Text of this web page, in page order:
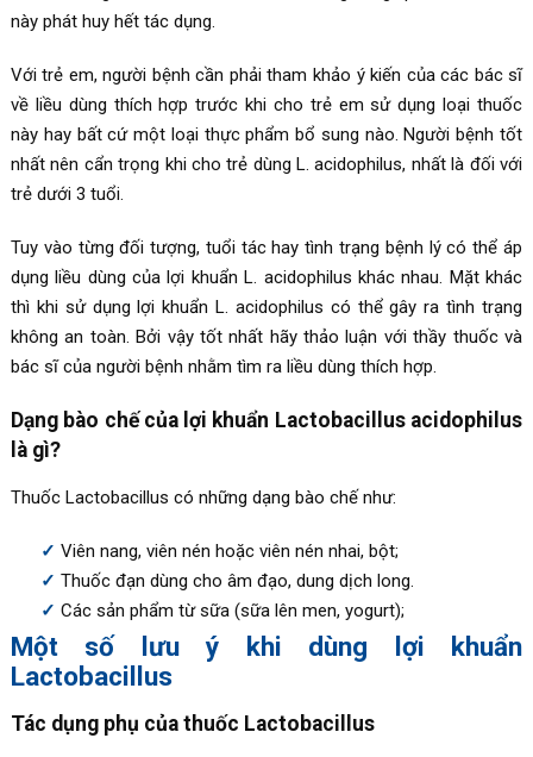
này phát huy hết tác dụng.
Với trẻ em, người bệnh cần phải tham khảo ý kiến của các bác sĩ
về liều dùng thích hợp trước khi cho trẻ em sử dụng loại thuốc
này hay bất cứ một loại thực phẩm bổ sung nào. Người bệnh tốt
nhất nên cẩn trọng khi cho trẻ dùng L. acidophilus, nhất là đối với
trẻ dưới 3 tuổi.
Tuy vào từng đối tượng, tuổi tác hay tình trạng bệnh lý có thể áp
dụng liều dùng của lợi khuẩn L. acidophilus khác nhau. Mặt khác
thì khi sử dụng lợi khuẩn L. acidophilus có thể gây ra tình trạng
không an toàn. Bởi vậy tốt nhất hãy thảo luận với thầy thuốc và
bác sĩ của người bệnh nhằm tìm ra liều dùng thích hợp.
Dạng bào chế của lợi khuẩn Lactobacillus acidophilus
là gì?
Thuốc Lactobacillus có những dạng bào chế như:
Viên nang, viên nén hoặc viên nén nhai, bột;
Thuốc đạn dùng cho âm đạo, dung dịch long.
Các sản phẩm từ sữa (sữa lên men, yogurt);
Một số lưu ý khi dùng lợi khuẩn
Lactobacillus
Tác dụng phụ của thuốc Lactobacillus